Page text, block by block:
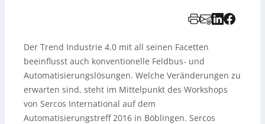
Der Trend Industrie 4.0 mit all seinen Facetten
beeinflusst auch konventionelle Feldbus- und
Automatisierungslösungen. Welche Veränderungen zu
erwarten sind, steht im Mittelpunkt des Workshops
von Sercos International auf dem
Automatisierungstreff 2016 in Böblingen. Sercos